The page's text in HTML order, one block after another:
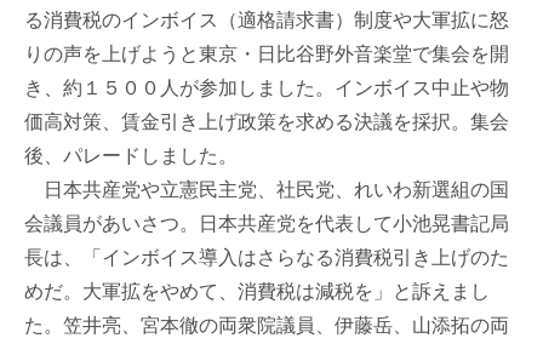
る消費税のインボイス（適格請求書）制度や大軍拡に怒
りの声を上げようと東京・日比谷野外音楽堂で集会を開
き、約１５００人が参加しました。インボイス中止や物
価高対策、賃金引き上げ政策を求める決議を採択。集会
後、パレードしました。
日本共産党や立憲民主党、社民党、れいわ新選組の国
会議員があいさつ。日本共産党を代表して小池晃書記局
長は、「インボイス導入はさらなる消費税引き上げのた
めだ。大軍拡をやめて、消費税は減税を」と訴えまし
た。笠井亮、宮本徹の両衆院議員、伊藤岳、山添拓の両